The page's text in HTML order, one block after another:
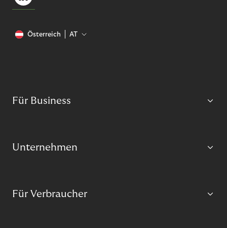
Österreich AT
Für Business
Unternehmen
Für Verbraucher